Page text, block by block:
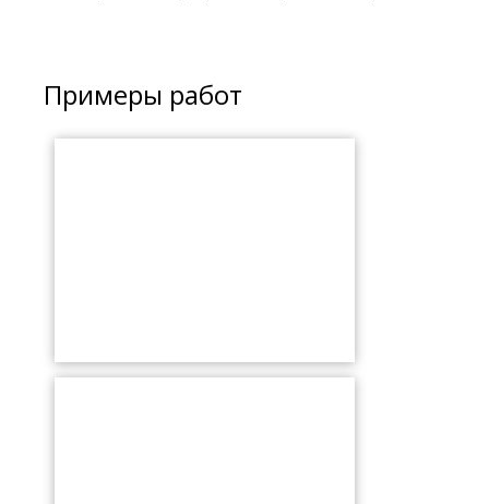
Примеры работ